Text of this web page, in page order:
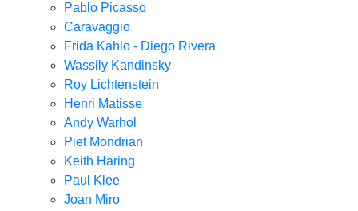
Pablo Picasso
Caravaggio
Frida Kahlo - Diego Rivera
Wassily Kandinsky
Roy Lichtenstein
Henri Matisse
Andy Warhol
Piet Mondrian
Keith Haring
Paul Klee
Joan Miro